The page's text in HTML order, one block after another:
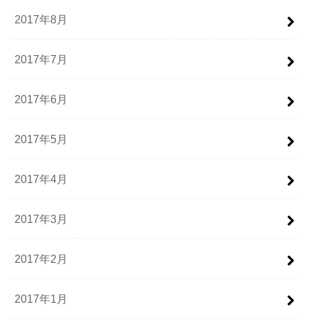
2017年8月
2017年7月
2017年6月
2017年5月
2017年4月
2017年3月
2017年2月
2017年1月